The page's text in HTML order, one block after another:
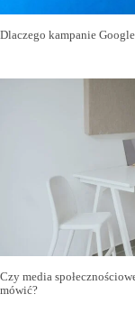
Dlaczego kampanie
Czy media
mówić?